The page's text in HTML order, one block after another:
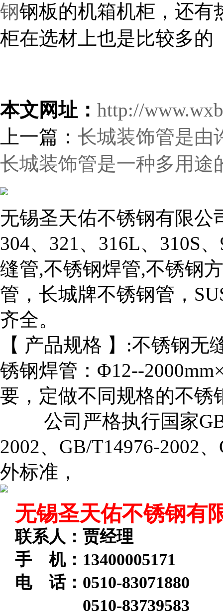
钢钢板的机箱机柜，还有
柜在选材上也是比较多的
本文网址： http://
上一篇： 长城装饰管是由
长城装饰管是一种多用途
无锡圣天佑不锈钢有限公
304、321、316L、310S
缝管,不锈钢焊管,不锈钢
管，长城牌不锈钢管，
齐全。
【 产品规格 】:不锈钢无
锈钢焊管：Φ12--
要，定做不同规格的不
公司严格执行国家GB/
2002、GB/T14976-2002
外标准，
无锡圣天佑不锈钢有
联系人：贾经理
手 机：13400005171
电 话： 0510-83071880
0510-83739583